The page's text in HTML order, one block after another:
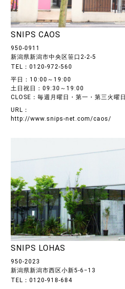
SNIPS CAOS
950-0911
新潟県新潟市中央区笹口2-2-5
TEL：0120-972-560
平日：10:00～19:00
土日祝日：09:30～19:00
CLOSE：毎週月曜日・第一・第三火曜日
URL：
http://www.snips-net.com/caos/
SNIPS LOHAS
950-2023
新潟県新潟市西区小新5-6−13
TEL：0120-918-684